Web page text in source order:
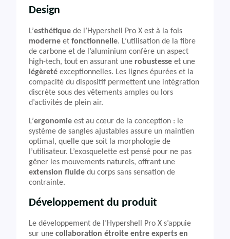
Design
L’esthétique de l’Hypershell Pro X est à la fois
moderne et fonctionnelle. L’utilisation de la fibre
de carbone et de l’aluminium confère un aspect
high-tech, tout en assurant une robustesse et une
légèreté exceptionnelles. Les lignes épurées et la
compacité du dispositif permettent une intégration
discrète sous des vêtements amples ou lors
d’activités de plein air.
L’ergonomie est au cœur de la conception : le
système de sangles ajustables assure un maintien
optimal, quelle que soit la morphologie de
l’utilisateur. L’exosquelette est pensé pour ne pas
gêner les mouvements naturels, offrant une
extension fluide du corps sans sensation de
contrainte.
Développement du produit
Le développement de l’Hypershell Pro X s’appuie
sur une collaboration étroite entre experts en